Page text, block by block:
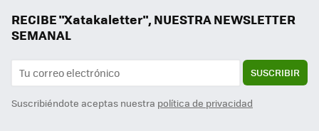
RECIBE "Xatakaletter", NUESTRA NEWSLETTER
SEMANAL
SUSCRIBIR
Suscribiéndote aceptas nuestra política de privacidad